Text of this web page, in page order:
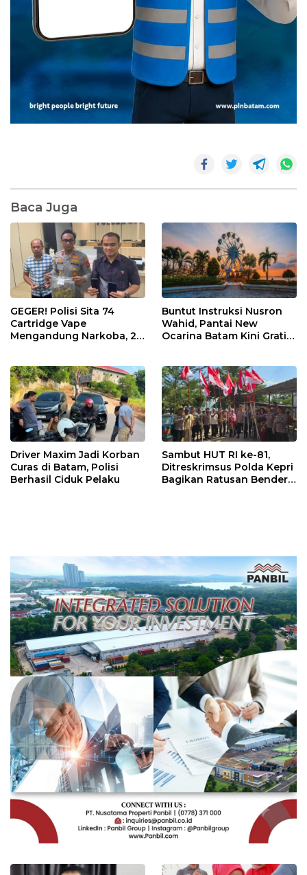
Baca Juga
GEGER! Polisi Sita 74
Cartridge Vape
Mengandung Narkoba, 2
Buntut Instruksi Nusron
Wahid, Pantai New
Ocarina Batam Kini Gratis!
Driver Maxim Jadi Korban
Curas di Batam, Polisi
Berhasil Ciduk Pelaku
Sambut HUT RI ke-81,
Ditreskrimsus Polda Kepri
Bagikan Ratusan Bendera